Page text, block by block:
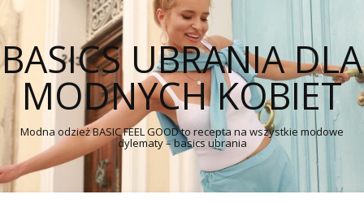
BASICS UBRANIA DLA
MODNYCH KOBIET
Modna odzież BASIC FEEL GOOD to recepta na wszystkie modowe
dylematy – basics ubrania